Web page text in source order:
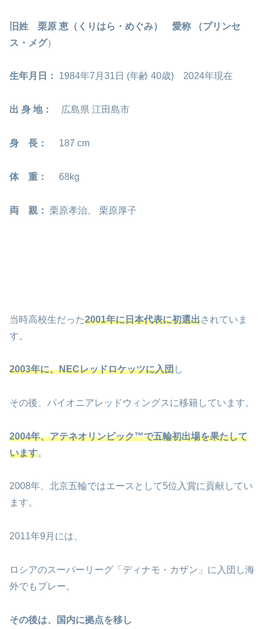
旧姓 栗原 恵（くりはら・めぐみ）
愛称 （プリンセ
ス・メグ）
生年月日： 1984年7月31日 (年齢 40歳) 2024年現在
出 身 地： 広島県 江田島市
身 長： 187 cm
体 重： 68kg
両 親： 栗原孝治、 栗原厚子
当時高校生だった2001年に日本代表に初選出されていま
す。
2003年に、NECレッドロケッツに入団し
その後、パイオニアレッドウィングスに移籍しています。
2004年、アテネオリンピック™で五輪初出場を果たして
います。
2008年、北京五輪ではエースとして5位入賞に貢献してい
ます。
2011年9月には、
ロシアのスーパーリーグ「ディナモ・カザン」に入団し海
外でもプレー。
その後は、国内に拠点を移し